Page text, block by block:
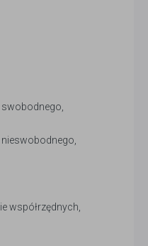
współrzędnych,